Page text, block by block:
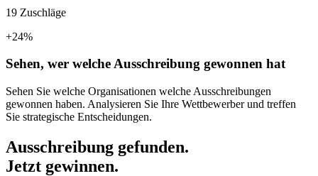
19 Zuschläge
+24%
Sehen, wer welche Ausschreibung gewonnen hat
Sehen Sie welche Organisationen welche Ausschreibungen
gewonnen haben. Analysieren Sie Ihre Wettbewerber und treffen
Sie strategische Entscheidungen.
Ausschreibung gefunden.
Jetzt gewinnen.